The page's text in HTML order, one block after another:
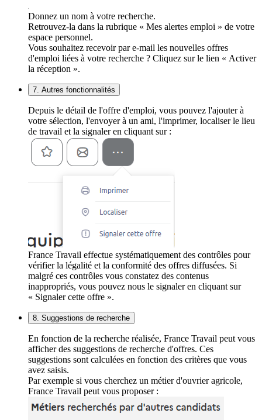
Donnez un nom à votre recherche.
Retrouvez-la dans la rubrique « Mes alertes emploi » de votre
espace personnel.
Vous souhaitez recevoir par e-mail les nouvelles offres
d'emploi liées à votre recherche ? Cliquez sur le lien « Activer
la réception ».
7. Autres fonctionnalités
Depuis le détail de l'offre d'emploi, vous pouvez l'ajouter à
votre sélection, l'envoyer à un ami, l'imprimer, localiser le lieu
de travail et la signaler en cliquant sur :
France Travail effectue systématiquement des contrôles pour
vérifier la légalité et la conformité des offres diffusées. Si
malgré ces contrôles vous constatez des contenus
inappropriés, vous pouvez nous le signaler en cliquant sur
« Signaler cette offre ».
8. Suggestions de recherche
En fonction de la recherche réalisée, France Travail peut vous
afficher des suggestions de recherche d'offres. Ces
suggestions sont calculées en fonction des critères que vous
avez saisis.
Par exemple si vous cherchez un métier d'ouvrier agricole,
France Travail peut vous proposer :